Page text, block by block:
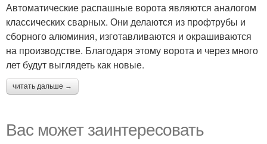
Автоматические распашные ворота являются аналогом
классических сварных. Они делаются из профтрубы и
сборного алюминия, изготавливаются и окрашиваются
на производстве. Благодаря этому ворота и через много
лет будут выглядеть как новые.
читать дальше →
Вас может заинтересовать